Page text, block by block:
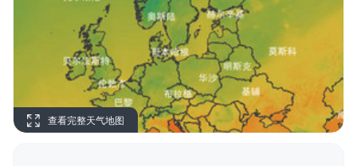
查看完整天气地图